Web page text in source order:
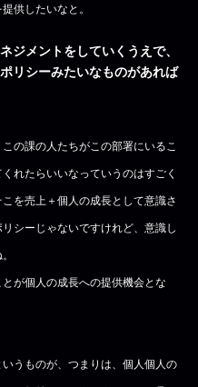
供したいなと。
ジメントをしていくうえで、
リシーみたいなものがあれば
の課の人たちがこの部署にいるこ
れたらいいなっていうのはすごく
を売上＋個人の成長として意識さ
シーじゃないですけれど、意識し
が個人の成長への提供機会とな
うものが、つまりは、個人個人の